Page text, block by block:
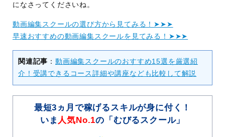
になさってくださいね。
動画編集スクールの選び方から見てみる！➤➤➤
早速おすすめの動画編集スクールを見てみる！➤➤➤
関連記事 ：動画編集スクールのおすすめ15選を厳選紹
介！受講できるコース詳細や講座なども比較して解説
最短3ヵ月で稼げるスキルが身に付く！
いま 人気No.1の「むびるスクール」